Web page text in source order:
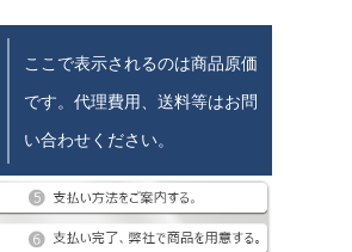
ここで表示されるのは商品原価
です。代理費用、送料等はお問
い合わせください。